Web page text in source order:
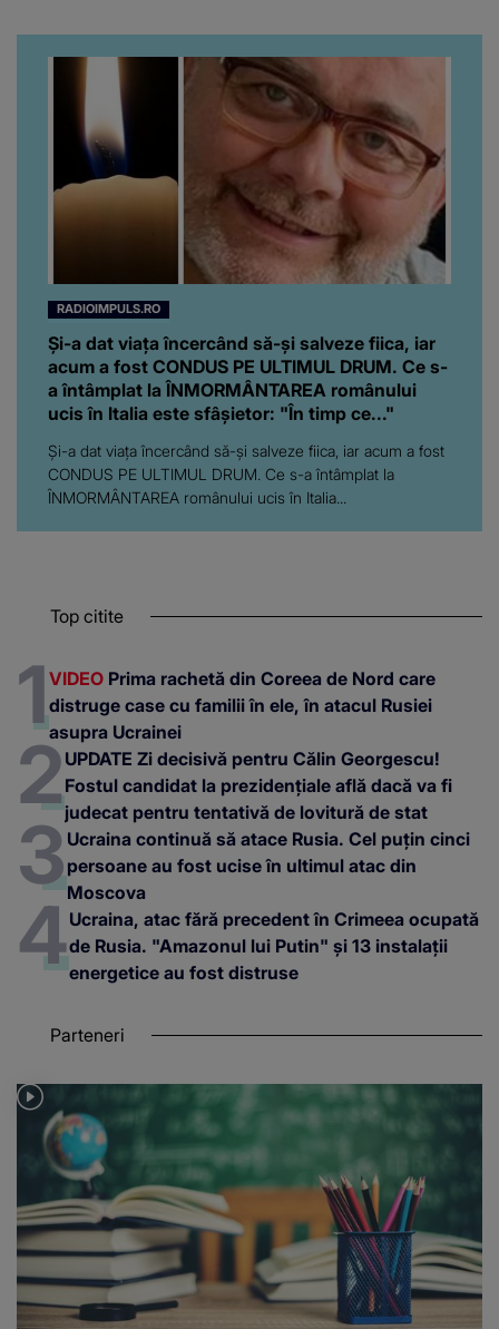
denigrez.”
RADIOIMPULS.RO
Și-a dat viața încercând să-și salveze fiica, iar
acum a fost CONDUS PE ULTIMUL DRUM. Ce s-
a întâmplat la ÎNMORMÂNTAREA românului
ucis în Italia este sfâșietor: "În timp ce..."
Și-a dat viața încercând să-și salveze fiica, iar acum a fost
CONDUS PE ULTIMUL DRUM. Ce s-a întâmplat la
ÎNMORMÂNTAREA românului ucis în Italia...
Top citite
VIDEO Prima rachetă din Coreea de Nord care
distruge case cu familii în ele, în atacul Rusiei
asupra Ucrainei
UPDATE Zi decisivă pentru Călin Georgescu!
Fostul candidat la prezidențiale află dacă va fi
judecat pentru tentativă de lovitură de stat
Ucraina continuă să atace Rusia. Cel puțin cinci
persoane au fost ucise în ultimul atac din
Moscova
Ucraina, atac fără precedent în Crimeea ocupată
de Rusia. "Amazonul lui Putin" și 13 instalații
energetice au fost distruse
Parteneri